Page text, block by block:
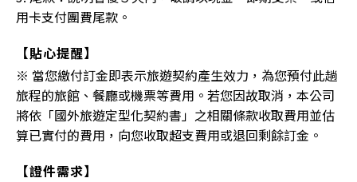
用卡支付團費尾款。
【貼心提醒】
※ 當您繳付訂金即表示旅遊契約產生效力，為您預付此趟
旅程的旅館、餐廳或機票等費用。若您因故取消，本公司
將依「國外旅遊定型化契約書」之相關條款收取費用並估
算已實付的費用，向您收取超支費用或退回剩餘訂金。
【證件需求】